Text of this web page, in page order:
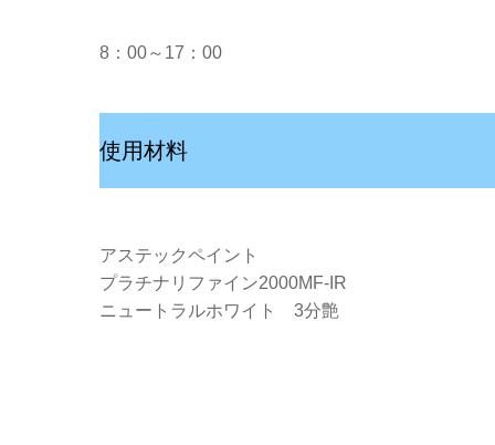
8：00～17：00
使用材料
アステックペイント
プラチナリファイン2000MF-IR
ニュートラルホワイト 3分艶